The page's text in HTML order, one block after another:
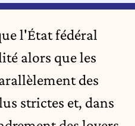
l'État fédéral
alors que les
des
strictes et, dans